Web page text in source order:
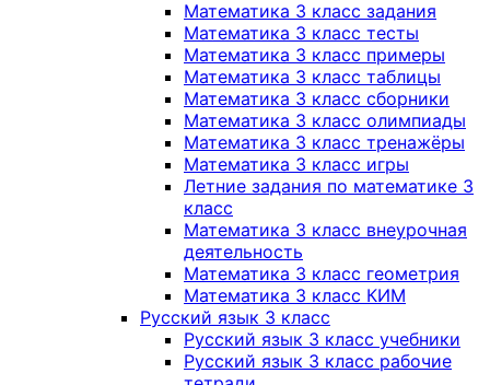
Математика 3 класс задания
Математика 3 класс тесты
Математика 3 класс примеры
Математика 3 класс таблицы
Математика 3 класс сборники
Математика 3 класс олимпиады
Математика 3 класс тренажёры
Математика 3 класс игры
Летние задания по математике 3
класс
Математика 3 класс внеурочная
деятельность
Математика 3 класс геометрия
Математика 3 класс КИМ
Русский язык 3 класс
Русский язык 3 класс учебники
Русский язык 3 класс рабочие